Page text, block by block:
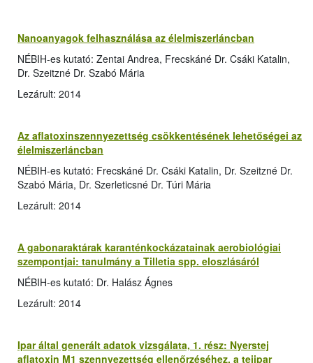
Nanoanyagok felhasználása az élelmiszerláncban
NÉBIH-es kutató: Zentai Andrea, Frecskáné Dr. Csáki Katalin,
Dr. Szeitzné Dr. Szabó Mária
Lezárult: 2014
Az aflatoxinszennyezettség csökkentésének lehetőségei az
élelmiszerláncban
NÉBIH-es kutató: Frecskáné Dr. Csáki Katalin, Dr. Szeitzné Dr.
Szabó Mária, Dr. Szerleticsné Dr. Túri Mária
Lezárult: 2014
A gabonaraktárak karanténkockázatainak aerobiológiai
szempontjai: tanulmány a Tilletia spp. eloszlásáról
NÉBIH-es kutató: Dr. Halász Ágnes
Lezárult: 2014
Ipar által generált adatok vizsgálata, 1. rész: Nyerstej
aflatoxin M1 szennyezettség ellenőrzéséhez, a tejipar